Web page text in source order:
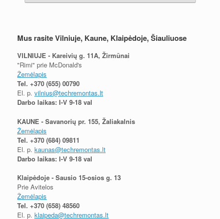
Mus rasite Vilniuje, Kaune, Klaipėdoje, Šiauliuose
VILNIUJE - Kareivių g. 11A, Žirmūnai
"Rimi" prie McDonald's
Žemėlapis
Tel. +370 (655) 00790
El. p. vilnius@techremontas.lt
Darbo laikas: I-V 9-18 val
KAUNE - Savanorių pr. 155, Žaliakalnis
Žemėlapis
Tel. +370 (684) 09811
El. p. kaunas@techremontas.lt
Darbo laikas: I-V 9-18 val
Klaipėdoje - Sausio 15-osios g. 13
Prie Avitelos
Žemėlapis
Tel. +370 (658) 48560
El. p. klaipeda@techremontas.lt